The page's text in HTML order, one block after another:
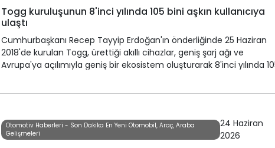
Togg kuruluşunun 8'inci yılında 105 bini aşkın kullanıcıya
ulaştı
Cumhurbaşkanı Recep Tayyip Erdoğan'ın önderliğinde 25 Haziran
2018'de kurulan Togg, ürettiği akıllı cihazlar, geniş şarj ağı ve
Avrupa'ya açılımıyla geniş bir ekosistem oluşturarak 8'inci yılında
Otomotiv Haberleri - Son Dakika En Yeni Otomobil, Araç, Araba
Gelişmeleri
24 Haziran
2026